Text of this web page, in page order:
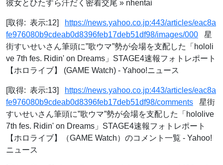
彼女とひたすら汗だく密着交尾 » nhentai
[取得: 表示:12]
https://news.yahoo.co.jp:443/articles/eac8a
fe976080b9cdeab0d8396feb17deb51df98/images/000 星
街すいせいさん筆頭に”歌ウマ”勢が会場を支配した「hololi
ve 7th fes. Ridin' on Dreams」STAGE4速報フォトレポート
【ホロライブ】 (GAME Watch) - Yahoo!ニュース
[取得: 表示:13]
https://news.yahoo.co.jp:443/articles/eac8a
fe976080b9cdeab0d8396feb17deb51df98/comments 星街
すいせいさん筆頭に”歌ウマ”勢が会場を支配した「hololive
7th fes. Ridin' on Dreams」STAGE4速報フォトレポート
【ホロライブ】（GAME Watch）のコメント一覧 - Yahoo!
ニュース